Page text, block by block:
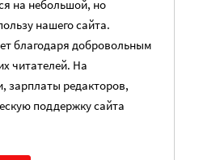
на небольшой, но
нашего сайта.
благодаря добровольным
читателей. На
зарплаты редакторов,
поддержку сайта